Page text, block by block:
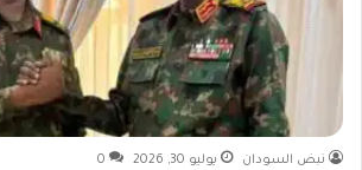
نبض السودان يوليو 30, 2026 0